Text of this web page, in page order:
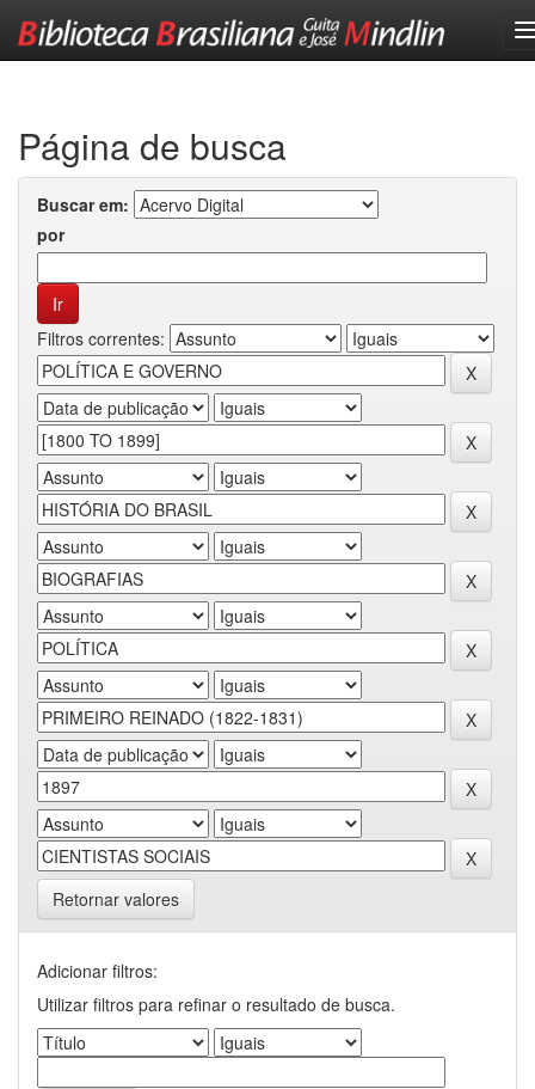
Página de busca
Buscar em:
por
Filtros correntes:
Retornar valores
Adicionar filtros:
Utilizar filtros para refinar o resultado de busca.